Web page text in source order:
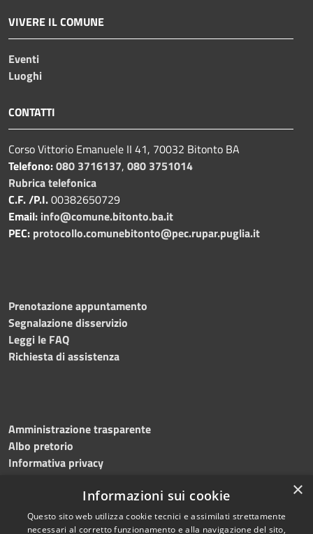
VIVERE IL COMUNE
Eventi
Luoghi
CONTATTI
Corso Vittorio Emanuele II 41, 70032 Bitonto BA
Telefono:080 3716137, 080 3751014
Rubrica telefonica
C.F. /P.I.00382650729
Email: info@comune.bitonto.ba.it
PEC: protocollo.comunebitonto@pec.rupar.puglia.it
Prenotazione appuntamento
Segnalazione disservizio
Leggi le FAQ
Richiesta di assistenza
Amministrazione trasparente
Albo pretorio
Informativa privacy
Dichiarazione di accessibilità Meccanismo di feedback ×
Informazioni sui cookie
Questo sito web utilizza cookie tecnici e assimilati strettamente
necessari al corretto funzionamento e alla navigazione del sito,